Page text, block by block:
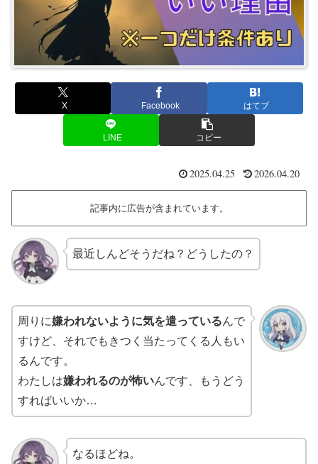
X Facebook はてブ
LINE コピー
2025.04.25 2026.04.20
記事内に広告が含まれています。
最近しんどそうだね？どうしたの？
周りに嫌われないように気を遣っているんで
すけど、それでもきつく当たってくる人もい
るんです。
わたしは嫌われるのが怖いんです、もうどう
すればいいか…
なるほどね。